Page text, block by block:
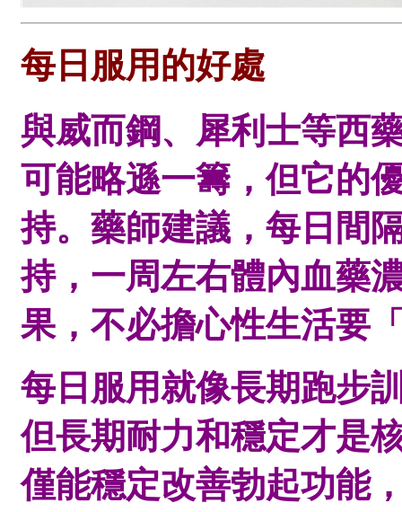
每日服用的好處
與威而鋼、犀利士等西
可能略遜一籌，但它的
持。藥師建議，每日間
持，一周左右體內血藥
果，不必擔心性生活要
每日服用就像長期跑步
但長期耐力和穩定才是
僅能穩定改善勃起功能